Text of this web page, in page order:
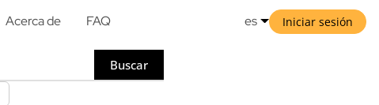
es Iniciar sesión
Acerca de FAQ
Buscar